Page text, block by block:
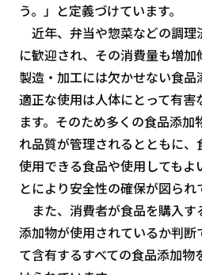
う。」と定義づけています。
近年、弁当や惣菜などの調理
に歓迎され、その消費量も増
製造・加工には欠かせない食
適正な使用は人体にとって有害
ます。そのため多くの食品添
れ品質が管理されるとともに
使用できる食品や使用してもよ
とにより安全性の確保が図られ
また、消費者が食品を購入す
添加物が使用されているか判
て含有するすべての食品添加